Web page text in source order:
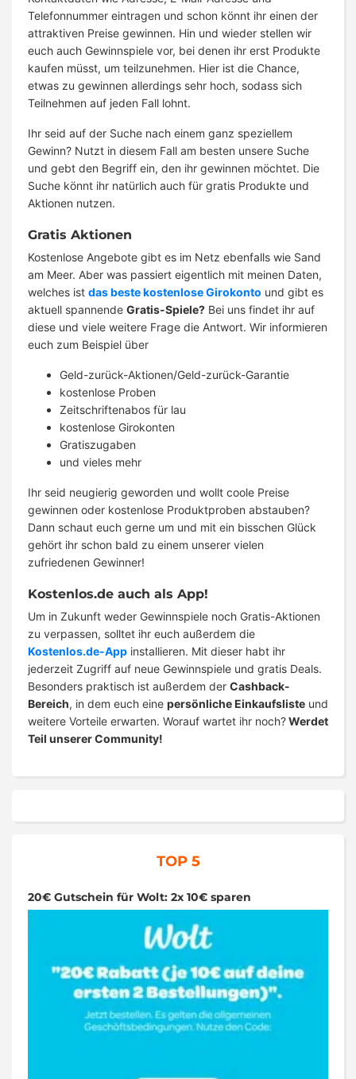
Telefonnummer eintragen und schon könnt ihr einen der
attraktiven Preise gewinnen. Hin und wieder stellen wir
euch auch Gewinnspiele vor, bei denen ihr erst Produkte
kaufen müsst, um teilzunehmen. Hier ist die Chance,
etwas zu gewinnen allerdings sehr hoch, sodass sich
Teilnehmen auf jeden Fall lohnt.
Ihr seid auf der Suche nach einem ganz speziellem
Gewinn? Nutzt in diesem Fall am besten unsere Suche
und gebt den Begriff ein, den ihr gewinnen möchtet. Die
Suche könnt ihr natürlich auch für gratis Produkte und
Aktionen nutzen.
Gratis Aktionen
Kostenlose Angebote gibt es im Netz ebenfalls wie Sand
am Meer. Aber was passiert eigentlich mit meinen Daten,
welches ist das beste kostenlose Girokonto und gibt es
aktuell spannende Gratis-Spiele? Bei uns findet ihr auf
diese und viele weitere Frage die Antwort. Wir informieren
euch zum Beispiel über
Geld-zurück-Aktionen/Geld-zurück-Garantie
kostenlose Proben
Zeitschriftenabos für lau
kostenlose Girokonten
Gratiszugaben
und vieles mehr
Ihr seid neugierig geworden und wollt coole Preise
gewinnen oder kostenlose Produktproben abstauben?
Dann schaut euch gerne um und mit ein bisschen Glück
gehört ihr schon bald zu einem unserer vielen
zufriedenen Gewinner!
Kostenlos.de auch als App!
Um in Zukunft weder Gewinnspiele noch Gratis-Aktionen
zu verpassen, solltet ihr euch außerdem die
Kostenlos.de-App installieren. Mit dieser habt ihr
jederzeit Zugriff auf neue Gewinnspiele und gratis Deals.
Besonders praktisch ist außerdem der Cashback-
Bereich, in dem euch eine persönliche Einkaufsliste und
weitere Vorteile erwarten. Worauf wartet ihr noch?Werdet
Teil unserer Community!
TOP 5
20€ Gutschein für Wolt: 2x 10€ sparen